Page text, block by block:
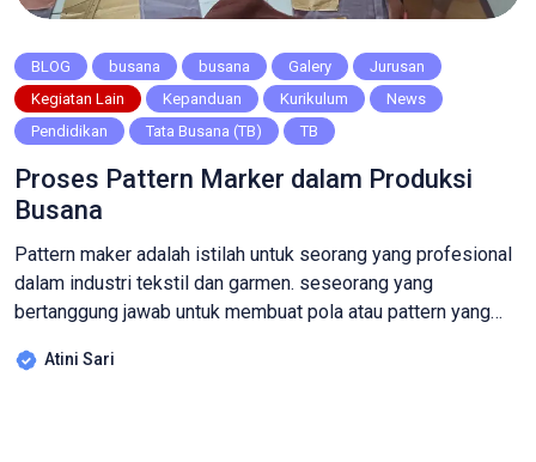
BLOG busana busana Galery
Jurusan
Kegiatan Lain
Kepanduan Kurikulum
News
Pendidikan
Tata Busana (TB) TB
Proses Pattern Marker dalam Produksi
Busana
Pattern maker adalah istilah untuk seorang yang profesional
dalam industri tekstil dan garmen. seseorang yang
bertanggung jawab untuk membuat pola atau pattern yang
proses produksi busana. Pola ini bertujuan untuk
Atini Sari